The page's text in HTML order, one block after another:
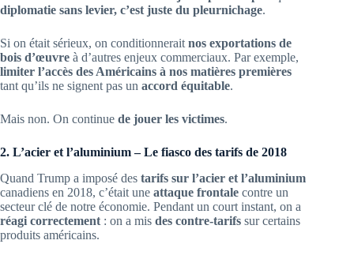
diplomatie sans levier, c’est juste du pleurnichage.
Si on était sérieux, on conditionnerait nos exportations de
bois d’œuvre à d’autres enjeux commerciaux. Par exemple,
limiter l’accès des Américains à nos matières premières
tant qu’ils ne signent pas un accord équitable.
Mais non. On continue de jouer les victimes.
2. L’acier et l’aluminium – Le fiasco des tarifs de 2018
Quand Trump a imposé des tarifs sur l’acier et l’aluminium
canadiens en 2018, c’était une attaque frontale contre un
secteur clé de notre économie. Pendant un court instant, on a
réagi correctement : on a mis des contre-tarifs sur certains
produits américains.